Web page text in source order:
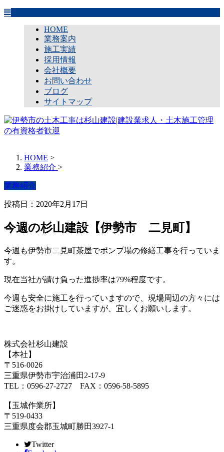
HOME
業務案内
施工実績
採用情報
会社概要
お問い合わせ
ブログ
サイトマップ
HOME >
業務紹介 >
業務紹介
投稿日：2020年2月17日
今週の杉山建設【伊勢市 二見町】
今週も伊勢市二見町茶屋でポンプ場の修繕工事を行っていま
す。
現在当社が請け負った進捗率は79%程度です。
今週も安全に施工を行っていますので、現場周辺の方々には
ご迷惑をお掛けしていますが、宜しくお願いします。
株式会社杉山建設
【本社】
〒516-0026
三重県伊勢市宇治浦田2-17-9
TEL：0596-27-2727 FAX：0596-58-5895
【玉城作業所】
〒519-0433
三重県度会郡玉城町勝田3927-1
Twitter